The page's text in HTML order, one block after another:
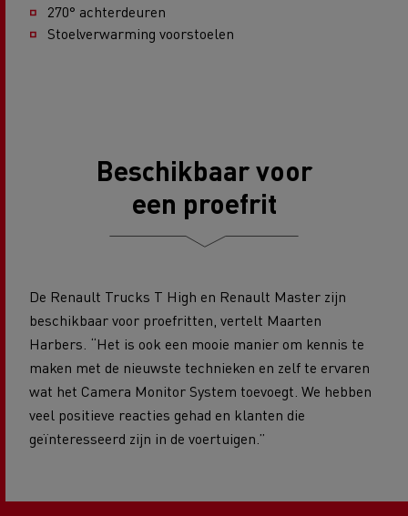
270° achterdeuren
Stoelverwarming voorstoelen
Beschikbaar voor
een proefrit
De Renault Trucks T High en Renault Master zijn
beschikbaar voor proefritten, vertelt Maarten
Harbers. “Het is ook een mooie manier om kennis te
maken met de nieuwste technieken en zelf te ervaren
wat het Camera Monitor System toevoegt. We hebben
veel positieve reacties gehad en klanten die
geïnteresseerd zijn in de voertuigen.”